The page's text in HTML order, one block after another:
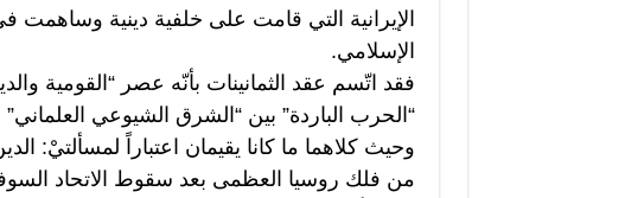
الإيرانية التي قامت على خلفية دينية وساهمت
الإسلامي.
فقد اتّسم عقد الثمانينات بأنّه عصر “القومية
“الحرب الباردة” بين “الشرق الشيوعي العلماني”
وحيث كلاهما ما كانا يقيمان اعتباراً لمسألتيْ:
من فلك روسيا العظمى بعد سقوط الاتحاد